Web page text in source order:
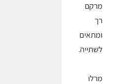
מרקם
רך
ומתאים
לשתייה.
מרלו